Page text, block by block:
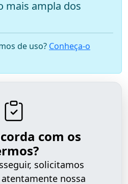
mais ampla dos
de uso? Conheça-o
com os
solicitamos
nossa